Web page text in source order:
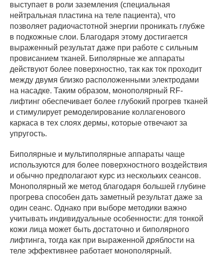
выступает в роли заземления (специальная
нейтральная пластина на теле пациента), что
позволяет радиочастотной энергии проникать глубже
в подкожные слои. Благодаря этому достигается
выраженный результат даже при работе с сильным
провисанием тканей. Биполярные же аппараты
действуют более поверхностно, так как ток проходит
между двумя близко расположенными электродами
на насадке. Таким образом, монополярный RF-
лифтинг обеспечивает более глубокий прогрев тканей
и стимулирует ремоделирование коллагенового
каркаса в тех слоях дермы, которые отвечают за
упругость.
Биполярные и мультиполярные аппараты чаще
используются для более поверхностного воздействия
и обычно предполагают курс из нескольких сеансов.
Монополярный же метод благодаря большей глубине
прогрева способен дать заметный результат даже за
один сеанс. Однако при выборе методики важно
учитывать индивидуальные особенности: для тонкой
кожи лица может быть достаточно и биполярного
лифтинга, тогда как при выраженной дряблости на
теле эффективнее работает монополярный.